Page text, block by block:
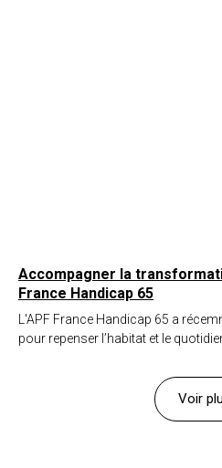
Accompagner la
France Handicap 65
L'APF France Handicap 65 a
pour repenser l’habitat et le
Voir